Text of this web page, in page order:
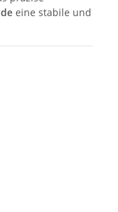
eine stabile und